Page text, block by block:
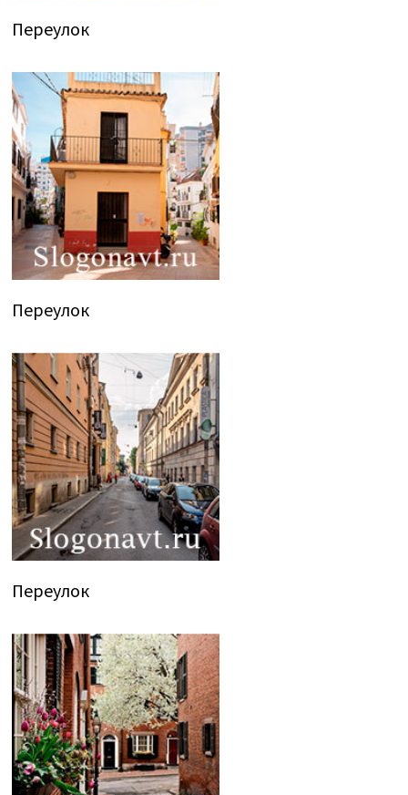
Переулок
Переулок
Переулок